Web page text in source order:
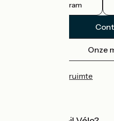
Instagram
Onze
Professionele ruimte